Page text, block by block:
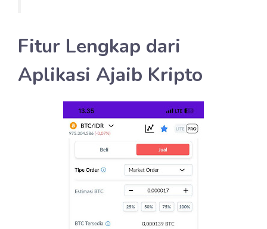
Fitur Lengkap dari
Aplikasi Ajaib Kripto